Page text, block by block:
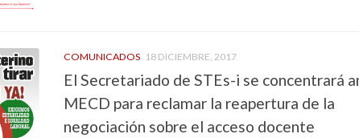
COMUNICADOS 18 DICIEMBRE, 2017
El Secretariado de STEs-i se concentrará
MECD para reclamar la reapertura de la
negociación sobre el acceso docente